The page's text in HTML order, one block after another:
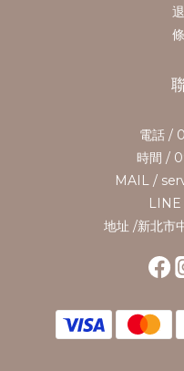
電話 /
時間 /
MAIL /
地址 /新北市